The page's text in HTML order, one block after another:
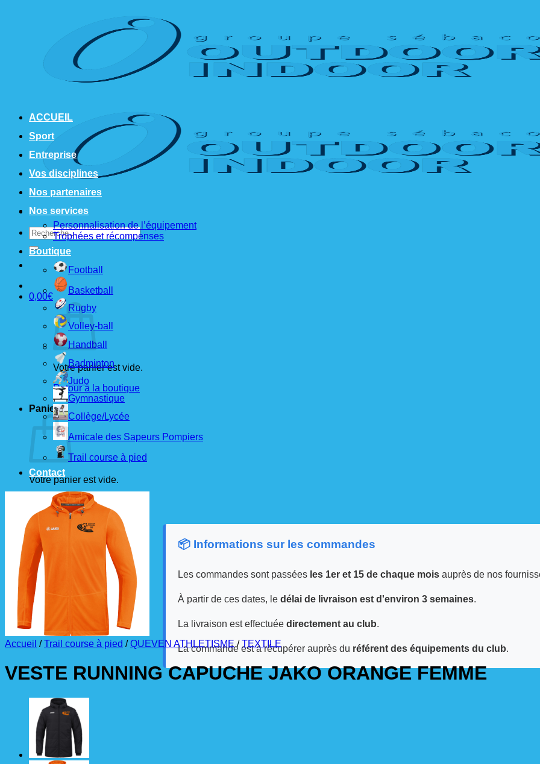
Recherche
pour :
0,00€
Votre panier est vide.
Retour à la boutique
Panier
Votre panier est vide.
Retour à la boutique
📦 Informations sur les commandes
Les commandes sont passées les 1er et 15 de chaque moisauprès de nos
À partir de ces dates, le délai de livraison est d'environ 3 semaines.
La livraison est effectuée directement au club.
La commande est à récupérer auprès du référent des équipements du club.
ACCUEIL
Sport
Entreprise
Vos disciplines
Nos partenaires
Nos services
Personnalisation de l’équipement
Trophées et récompenses
Boutique
Football
Basketball
Rugby
Volley-ball
Handball
Badminton
Judo
Gymnastique
Collège/Lycée
Amicale des Sapeurs Pompiers
Trail course à pied
Contact
Accueil / Trail course à pied / QUEVEN ATHLETISME / TEXTILE
VESTE RUNNING CAPUCHE JAKO ORANGE FEMME